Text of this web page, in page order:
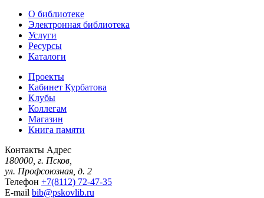
О библиотеке
Электронная библиотека
Услуги
Ресурсы
Каталоги
Проекты
Кабинет Курбатова
Клубы
Коллегам
Магазин
Книга памяти
Контакты Адрес
180000, г. Псков,
ул. Профсоюзная, д. 2
Телефон +7(8112) 72-47-35
E-mail bib@pskovlib.ru